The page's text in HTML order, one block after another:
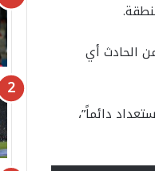
الحادث أي
دائماً”،